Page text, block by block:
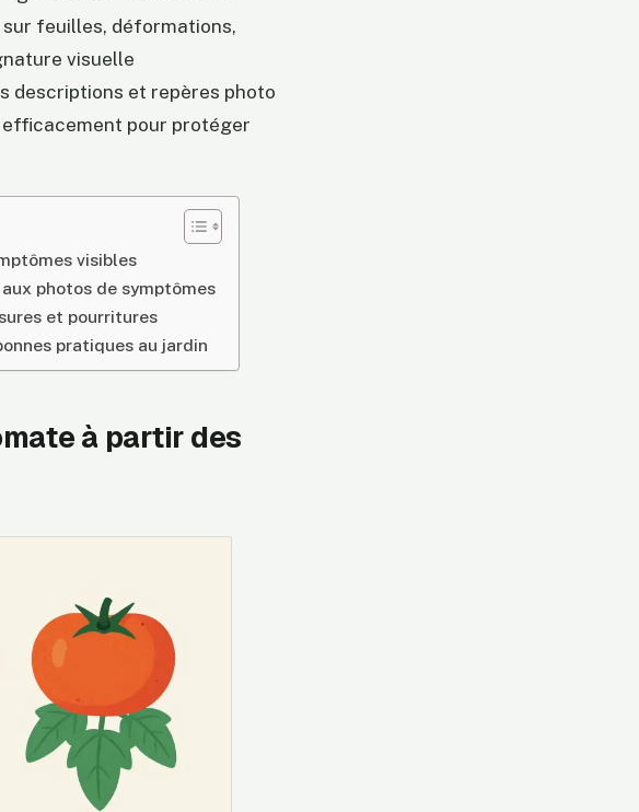
feuilles, déformations,
visuelle
descriptions et repères photo
pour protéger
visibles
photos de symptômes
et pourritures
pratiques au jardin
à partir des